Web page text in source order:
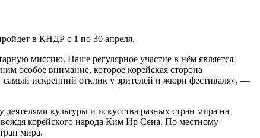
в КНДР с 1 по 30 апреля.
миссию. Наше регулярное участие в нём является
особое внимание, которое корейская сторона
самый искренний отклик у зрителей и жюри фестиваля», —
культуры и искусства разных стран мира на
корейского народа Ким Ир Сена. По местному
мира.